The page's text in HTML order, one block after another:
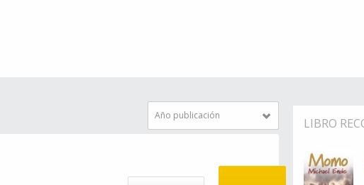
Año publicación
LIBRO